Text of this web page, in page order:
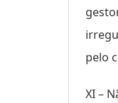
pelo
XI –